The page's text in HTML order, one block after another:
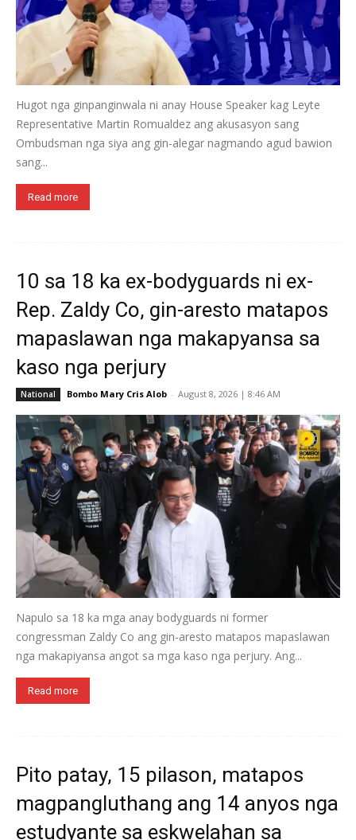
Hugot nga ginpanginwala ni anay House Speaker kag Leyte
Representative Martin Romualdez ang akusasyon sang
Ombudsman nga siya ang gin-alegar nagmando agud bawion
sang...
Read more
10 sa 18 ka ex-bodyguards ni ex-
Rep. Zaldy Co, gin-aresto matapos
mapaslawan nga makapyansa sa
kaso nga perjury
National Bombo Mary Cris Alob - August 8, 2026 | 8:46 AM
Napulo sa 18 ka mga anay bodyguards ni former
congressman Zaldy Co ang gin-aresto matapos mapaslawan
nga makapiyansa angot sa mga kaso nga perjury. Ang...
Read more
Pito patay, 15 pilason, matapos
magpangluthang ang 14 anyos nga
estudyante sa eskwelahan sa